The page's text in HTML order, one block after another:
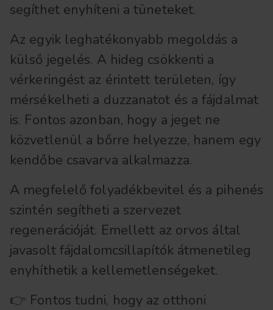
segíthet enyhíteni a tüneteket.
Az egyik leghatékonyabb megoldás a
külső jegelés. A hideg csökkenti a
vérkeringést az érintett területen, így
mérsékelheti a duzzanatot és a fájdalmat
is. Fontos azonban, hogy a jeget ne
közvetlenül a bőrre helyezze, hanem egy
kendőbe csavarva alkalmazza.
A megfelelő folyadékbevitel és a pihenés
szintén segítheti a szervezet
regenerációját. Emellett az orvos által
javasolt fájdalomcsillapítók átmenetileg
enyhíthetik a kellemetlenségeket.
👉 Fontos tudni, hogy az otthoni